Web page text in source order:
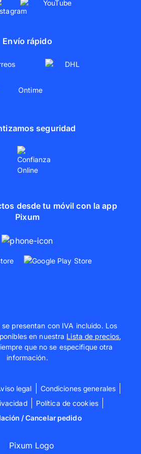
Envío rápido
seguridad
desde tu móvil con la app
Pixum
presentan con IVA incluido. Los
en nuestra Lista de precios,
que no se especifique otra
información.
legal
Condiciones generales
Política de cookies
/ Cancelar pedido